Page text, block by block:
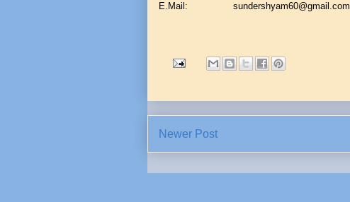
E.Mail: sundershyam60@gmail.com
Newer Post